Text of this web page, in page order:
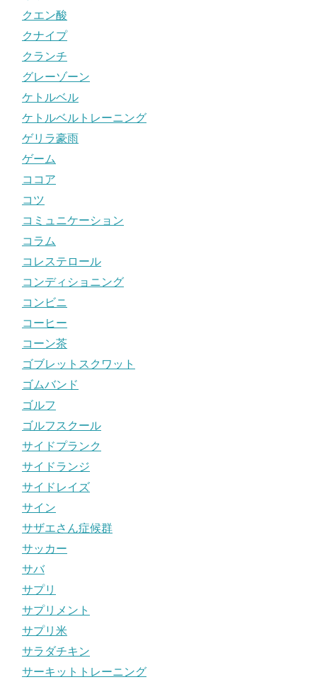
クエン酸
クナイプ
クランチ
グレーゾーン
ケトルベル
ケトルベルトレーニング
ゲリラ豪雨
ゲーム
ココア
コツ
コミュニケーション
コラム
コレステロール
コンディショニング
コンビニ
コーヒー
コーン茶
ゴブレットスクワット
ゴムバンド
ゴルフ
ゴルフスクール
サイドプランク
サイドランジ
サイドレイズ
サイン
サザエさん症候群
サッカー
サバ
サプリ
サプリメント
サプリ米
サラダチキン
サーキットトレーニング